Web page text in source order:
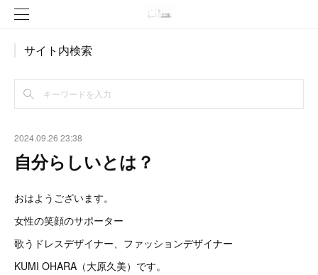
サイト内検索
2024.09.26 23:38
自分らしいとは？
おはようございます。
女性の笑顔のサポーター
歌うドレスデザイナー、ファッションデザイナー
KUMI OHARA（大原久美）です。